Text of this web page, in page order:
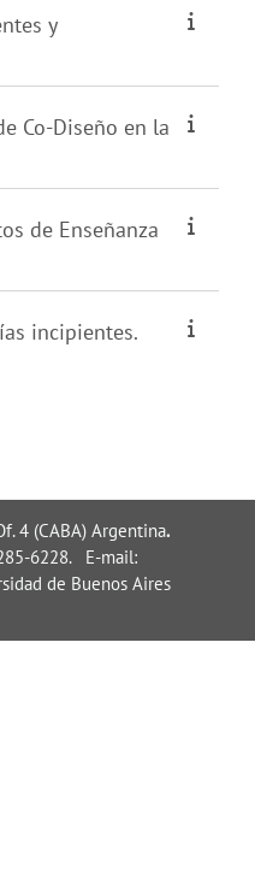
y
Co-Diseño en la
de Enseñanza
incipientes.
4 (CABA) Argentina.
6228. E-mail:
de Buenos Aires